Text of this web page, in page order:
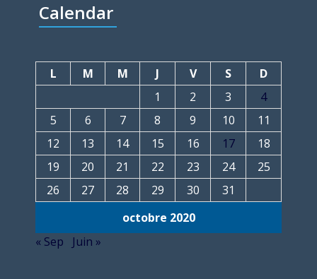
Calendar
octobre 2020
L M M J V S
D
1
2 3
4
5
6 7 8 9 10
11
12
13 14 15 16 17
18
19
20 21 22 23 24
25
26
27 28 29 30 31
« Sep Juin »